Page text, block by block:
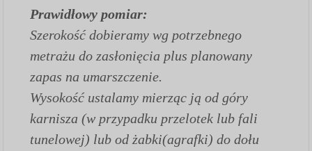
Prawidłowy pomiar:
Szerokość dobieramy wg potrzebnego
metrażu do zasłonięcia plus planowany
zapas na umarszczenie.
Wysokość ustalamy mierząc ją od góry
karnisza (w przypadku przelotek lub fali
tunelowej) lub od żabki(agrafki) do dołu